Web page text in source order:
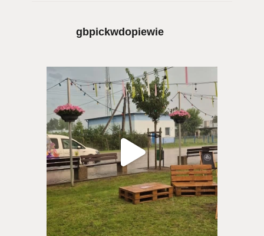
gbpickwdopiewie